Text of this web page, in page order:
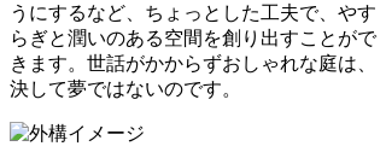
うにするなど、ちょっとした工夫で、やす
らぎと潤いのある空間を創り出すことがで
きます。世話がかからずおしゃれな庭は、
決して夢ではないのです。